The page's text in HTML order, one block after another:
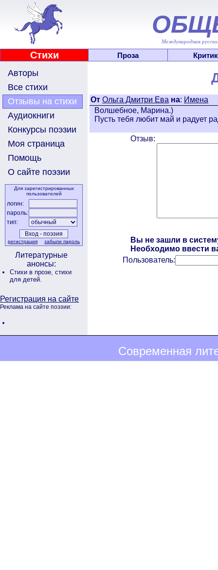
Международная
Стихи Проза
Авторы
Все стихи
Отзывы на стихи
Аудиокниги
Конкурсы поэзии
Моя страница
Помощь
О сайте поэзии
Для зарегистрированных
пользователей
логин:
пароль:
тип:
регистрация забыли пароль
Литературные
анонсы:
Стихи в прозе, стихи
для детей.
Регистрация на сайте
Реклама на сайте поэзии:
От Ольга Дмитри Ева на: Имена
Волшебное, Марина.)
Пусть тебя любит май и радует
Отзыв:
Вы не зашли в
Необходимо ввести
Пользователь:
Современная